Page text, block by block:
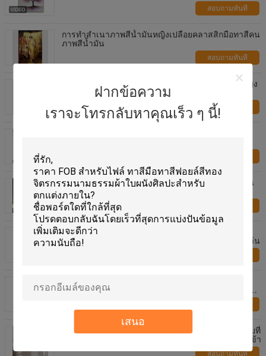
ฝากข้อความ
เราจะโทรกลับหาคุณเร็ว ๆ นี้!
เสนอ
สอบถามทันที
การทำสำเนาภาพสีน้ำมันหญิงเปลือยคลาสสิกมือทาสีคน
ภาพสีน้ำมัน
สอบถามทันที
มีดจานสีน้ำมันหนาขนาดใหญ่ ภาพสีน้ำมัน ผ้าใบผู้หญิง
สีสัน หญิง abstract
สอบถามทันที
36 "X 48" 24 "X 32" ภาพงานแต่งงานภาพวาดสีน้ำมัน
ผ้าใบผ้าฝ้าย
แฮนด์เมดบทคัดย่อทองฟอยล์ภาพวาดสีน้ำมันบนผืน
ผ้าใบเนื้อหนาหรูหราศิลปะผนังสำหรับตกแต่งห้องนั่งเล่น
ภาพวาดสีน้ำมันรูปคนทำเองที่ทำด้วยมือจากภาพถ่าย
ของขวัญส่วนบุคคลที่ดีที่สุดของศิลปะผนังภาพเหมือน
100%มือวาดภาพสีน้ำมันนามธรรมที่มีสีสันบนผืนผ้าใบที่
ทันสมัยร้อนภูมิทัศน์ศิลปะผนังสำหรับตกแต่งบ้านทางเข้า
สอบถามทันที